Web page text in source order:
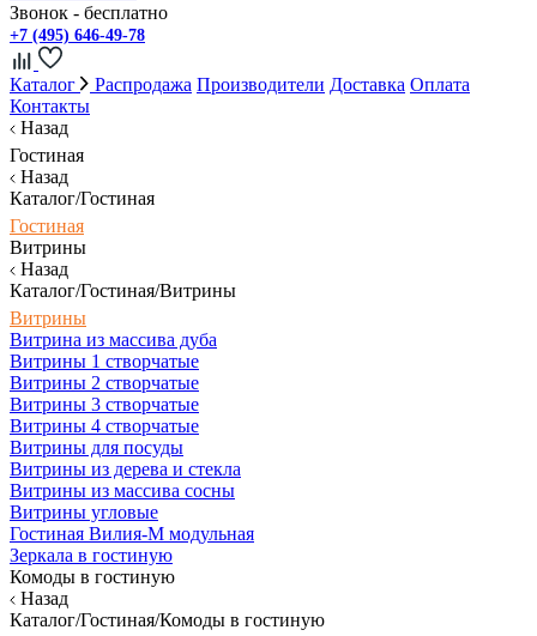
Звонок - бесплатно
+7 (495) 646-49-78
Каталог Распродажа Производители Доставка Оплата
Контакты
Назад
Гостиная
Назад
Каталог/Гостиная
Гостиная
Витрины
Назад
Каталог/Гостиная/Витрины
Витрины
Витрина из массива дуба
Витрины 1 створчатые
Витрины 2 створчатые
Витрины 3 створчатые
Витрины 4 створчатые
Витрины для посуды
Витрины из дерева и стекла
Витрины из массива сосны
Витрины угловые
Гостиная Вилия-М модульная
Зеркала в гостиную
Комоды в гостиную
Назад
Каталог/Гостиная/Комоды в гостиную